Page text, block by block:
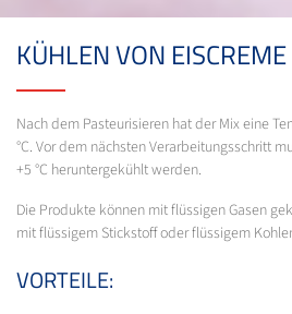
KÜHLEN VON EISCREME
Nach dem Pasteurisieren hat der Mix eine
°C. Vor dem nächsten Verarbeitungsschritt
+5 °C heruntergekühlt werden.
Die Produkte können mit flüssigen Gasen
mit flüssigem Stickstoff oder flüssigem
VORTEILE: